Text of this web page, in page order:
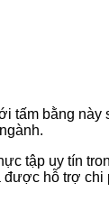
bằng
tập uy tín
hỗ trợ